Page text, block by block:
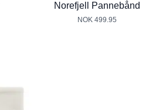
Norefjell Pannebånd
NOK 499.95